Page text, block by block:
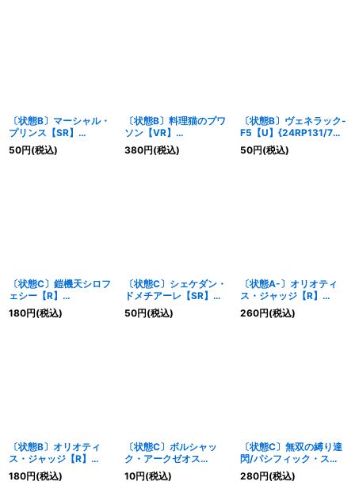
〔状態B〕マーシャル・
プリンス【SR】
{24EX11/89}《光》
50円(税込)
〔状態B〕料理猫のプワ
ソン【VR】
{24EX116/89}《光》
380円(税込)
〔状態B〕ヴェネラック-
F5【U】{24RP131/75}
《光》
50円(税込)
〔状態C〕鎧機天シロフ
ェシー【R】
{23RP4X11/74}《光》
180円(税込)
〔状態C〕シェケダン・
ドメチアーレ【SR】
{24RP1TR3/TR11}
《光》
50円(税込)
〔状態A-〕オリオティ
ス・ジャッジ【R】
{23EX2超14/超38}
《光》
260円(税込)
〔状態B〕オリオティ
ス・ジャッジ【R】
{23EX2超14/超38}
《光》
180円(税込)
〔状態C〕ボルシャッ
ク・アークゼオス
NEX【SR】
{23RP3S1/S8}《光》
10円(税込)
〔状態C〕無双の縛り達
閃/パシフィック・スパ
ーク【SR】
{BD15SE5/SE10}《光》
280円(税込)